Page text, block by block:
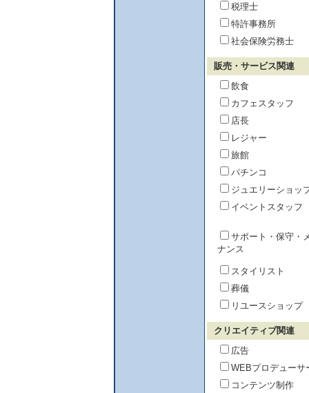
税理士
特許事務所
社会保険労務士
販売・サービス関連
飲食
カフェスタッフ
店長
レジャー
旅館
パチンコ
ジュエリーショッ
イベントスタッフ
サポート・保守・
ナンス
スタイリスト
葬儀
リユースショップ
クリエイティブ関連
広告
WEBプロデューサ
コンテンツ制作